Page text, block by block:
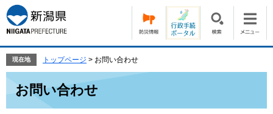
ー
ジ
の
頭
す。
ニ
ュ
ー
飛
て
現在地 トップページ > お問い合わせ
お問い合わせ